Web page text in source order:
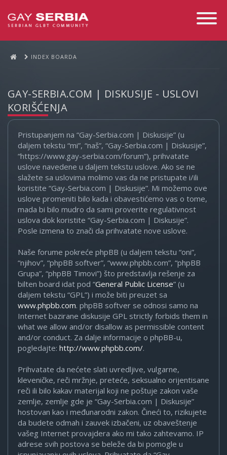
Toggle
INDEX BOARDA
GAY-SERBIA.COM | DISKUSIJE - USLOVI
KORIŠĆENJA
Pristupanjem na “Gay-Serbia.com | Diskusije” (u
daljem tekstu “mi”, “naš”, “Gay-Serbia.com | Diskusije”,
“https://www.gay-serbia.com/forum”), prihvatate
uslove navedene u daljem tekstu uslove. Ako se ne
slažete sa uslovima molimo vas da ne pristupate i/ili
koristite “Gay-Serbia.com | Diskusije”. Mi možemo ove
uslove promeniti bilo kada i obavestićemo vas o tome,
mada bi bilo mudro da sami proverite regulativnost
uslova dok koristite “Gay-Serbia.com | Diskusije”.
Posle izmena to znači da prihvatate nove uslove.
Naše forume pokreće phpBB (u daljem tekstu “oni”,
“njihov”, “phpBB softver”, “www.phpbb.com”, “phpBB
Grupa”, “phpBB Timovi”) što predstavlja rešenje za
bilten board idat pod “General Public License” (u
daljem tekstu “GPL”) i može biti preuzet sa
www.phpbb.com. phpBB softver se odnosi samo na
Internet bazirane diskusije GPL strictly forbids them in
what we allow and/or disallow as permissible content
and/or conduct. Za dalje informacije o phpBB-u,
pogledajte: http://www.phpbb.com/.
Prihvatate da nećete slati uvredljive, vulgarne,
kleveničke, reči mržnje, preteće, seksualno orijentisane
reči ili bilo kakav materijal koji ne poštuje zakon vaše
zemlje, zemlje gde je “Gay-Serbia.com | Diskusije”
hostovan kao i međunarodni zakon. Čineći to, rizikujete
da budete odmah i zauvek izbačeni, uz obaveštenje
vašeg Internet provajdera ako mi tako zahtevamo. IP
adrese svih postova se beleže da bi pomogle u